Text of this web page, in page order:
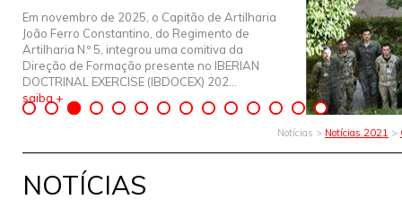
Em novembro de 2025, o Capitão de Artilharia
João Ferro Constantino, do Regimento de
Artilharia N.º 5, integrou uma comitiva da
Direção de Formação presente no IBERIAN
DOCTRINAL EXERCISE (IBDOCEX) 202...
saiba +
Notícias > Notícias 2021 >
NOTÍCIAS